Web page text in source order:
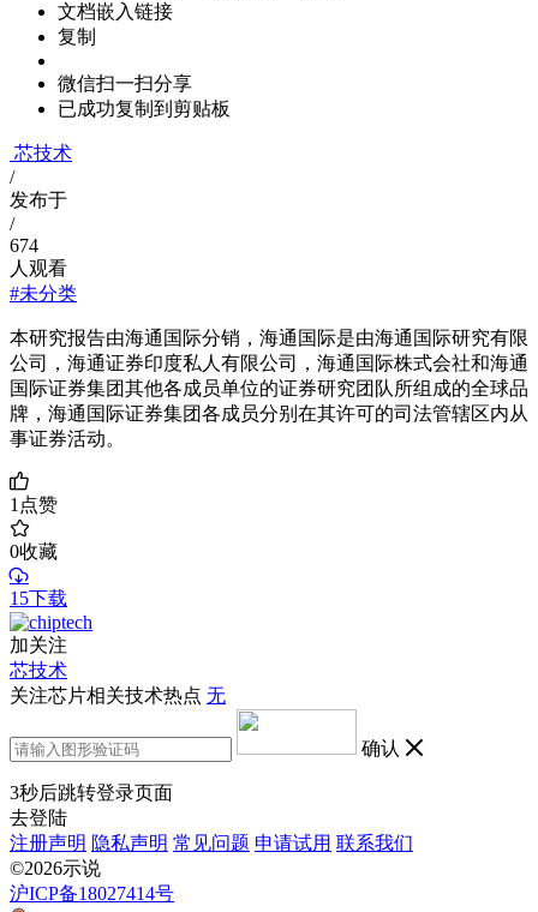
文档嵌入链接
复制
微信扫一扫分享
已成功复制到剪贴板
芯技术
/
发布于
/
674
人观看
#未分类
本研究报告由海通国际分销，海通国际是由海通国际研究有限
公司，海通证券印度私人有限公司，海通国际株式会社和海通
国际证券集团其他各成员单位的证券研究团队所组成的全球品
牌，海通国际证券集团各成员分别在其许可的司法管辖区内从
事证券活动。
1点赞
0收藏
15下载
加关注
芯技术
关注芯片相关技术热点 无
确认
3秒后跳转登录页面
去登陆
注册声明 隐私声明 常见问题 申请试用 联系我们
©2026示说
沪ICP备18027414号